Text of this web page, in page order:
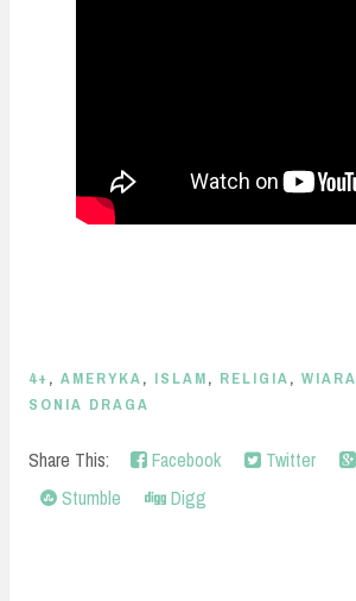
4+ , AMERYKA, ISLAM, RELIGIA, WIARA
SONIA DRAGA
Share This: Facebook Twitter
Stumble
Digg